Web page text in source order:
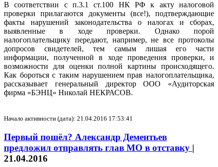
В соответствии с п.3.1 ст.100 НК РФ к акту налоговой
проверки прилагаются документы (все!), подтверждающие
факты нарушений законодательства о налогах и сборах,
выявленные в ходе проверки. Однако порой
налогоплательщику передают, например, не все протоколы
допросов свидетелей, тем самым лишая его части
информации, полученной в ходе проведения проверки, и
возможности для оценки полной картины происходящего.
Как бороться с таким нарушением прав налогоплательщика,
рассказывает генеральный директор ООО «Аудиторская
фирма «БЭНЦ» Николай НЕКРАСОВ.
Начало активности (дата): 21.04.2016 17:53:41
Первый пошёл? Александр Дементьев
предложил отправлять глав МО в отставку |
21.04.2016